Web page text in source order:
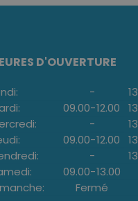
D'OUVERTURE
-
09.00-12.00
-
09.00-12.00
-
09.00-13.00
Fermé